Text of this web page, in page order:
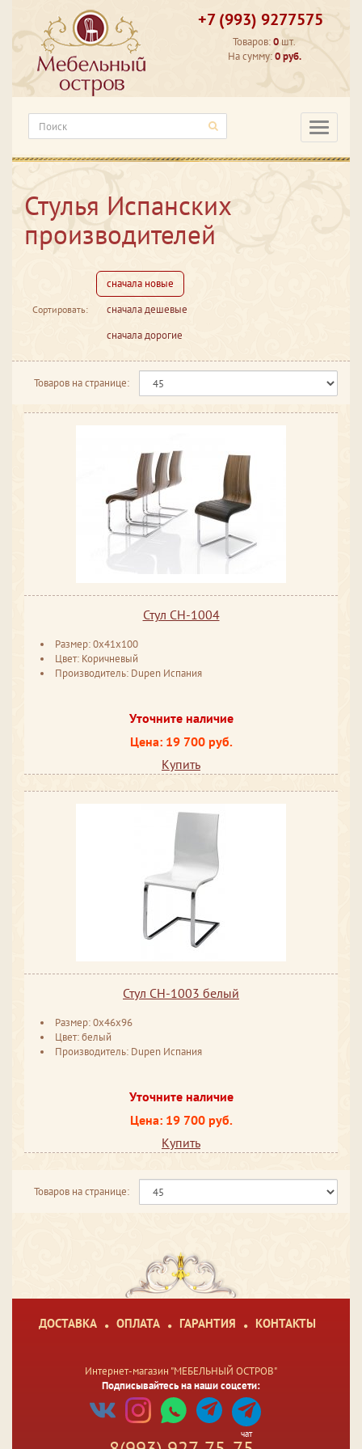
+7 (993) 9277575
Товаров:0 шт.
На сумму:0 руб.
Стулья Испанских
производителей
Сортировать:
сначала новые
сначала дешевые
сначала дорогие
Товаров на странице:
Стул CH-1004
Размер: 0x41x100
Цвет: Коричневый
Производитель: Dupen Испания
Уточните наличие
Цена: 19 700 руб.
Купить
Стул CH-1003 белый
Размер: 0x46x96
Цвет: белый
Производитель: Dupen Испания
Уточните наличие
Цена: 19 700 руб.
Купить
Товаров на странице:
ДОСТАВКА ОПЛАТА ГАРАНТИЯ КОНТАКТЫ
Интернет-магазин "МЕБЕЛЬНЫЙ ОСТРОВ"
Подписывайтесь на наши соцсети:
чат